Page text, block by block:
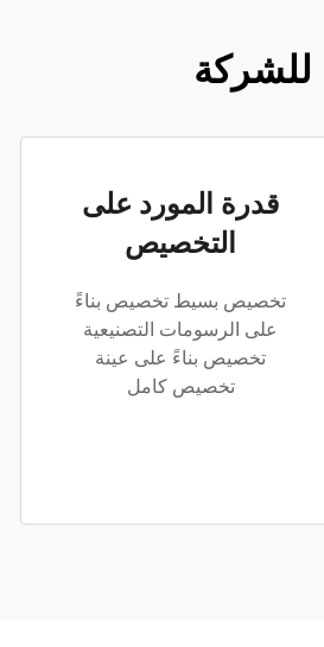
للشركة
قدرة المورد على
التخصيص
تخصيص بسيط تخصيص بناءً
على الرسومات التصنيعية
تخصيص بناءً على عينة
تخصيص كامل